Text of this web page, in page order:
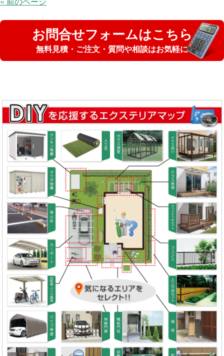
お問合せフォームはこちら
無料見積・ご注文・質問や相談はお気軽に